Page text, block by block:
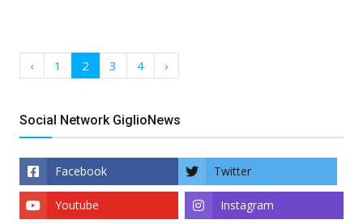
‹ 1 2 3 4 ›
Social Network GiglioNews
Facebook Twitter
Instagram
Youtube